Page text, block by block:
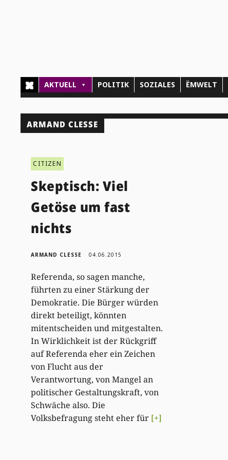
AKTUELL POLITIK SOZIALES ËMWELT
ARMAND CLESSE
CITIZEN
Skeptisch: Viel
Getöse um fast
nichts
ARMAND CLESSE 04.06.2015
Referenda, so sagen manche,
führten zu einer Stärkung der
Demokratie. Die Bürger würden
direkt beteiligt, könnten
mitentscheiden und mitgestalten.
In Wirklichkeit ist der Rückgriff
auf Referenda eher ein Zeichen
von Flucht aus der
Verantwortung, von Mangel an
politischer Gestaltungskraft, von
Schwäche also. Die
Volksbefragung steht eher für [+]